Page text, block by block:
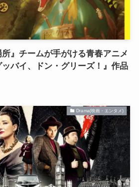
所』チームが手がける青春アニメ
バイ、ドン・グリーズ！』作品
Drama(映画・エンタメ)